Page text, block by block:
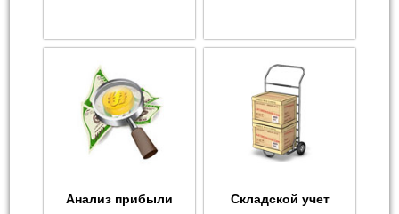
Анализ прибыли Складской учет